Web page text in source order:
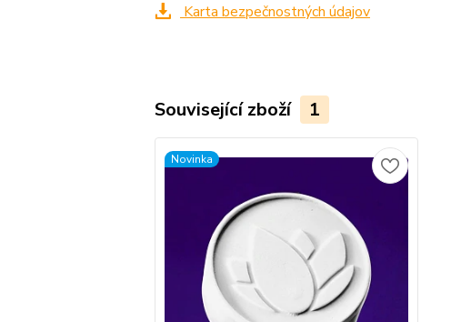
Karta bezpečnostných údajov
Související zboží 1
Novinka